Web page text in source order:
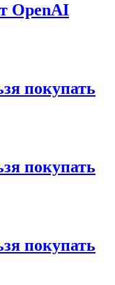
OpenAI
покупать
покупать
покупать